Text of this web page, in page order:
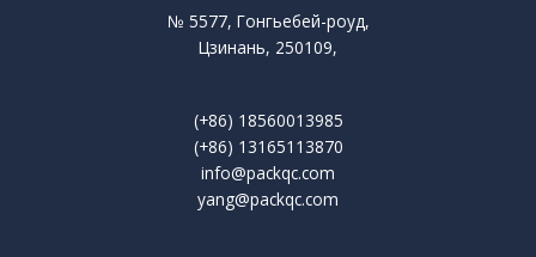
№ 5577, Гонгьебей-роуд,
Цзинань, 250109,
(+86) 18560013985
(+86) 13165113870
info@packqc.com
yang@packqc.com